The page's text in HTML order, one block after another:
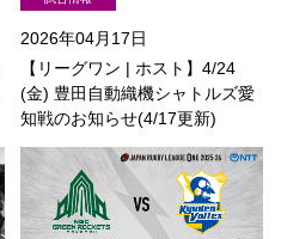
2026年04月17日
【リーグワン | ホスト】4/24
(金) 豊田自動織機シャトルズ愛
知戦のお知らせ(4/17更新)